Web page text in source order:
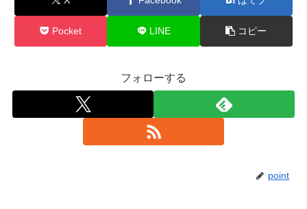
Pocket LINE コピー
フォローする
point